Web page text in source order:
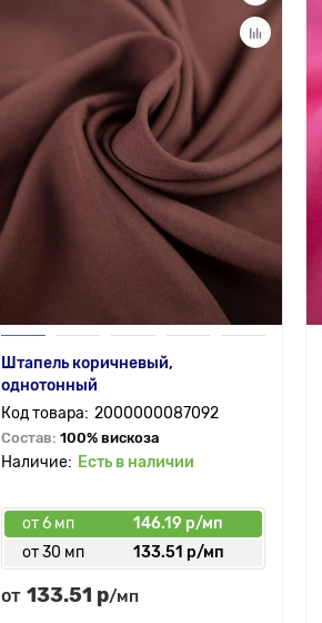
Штапель коричневый,
однотонный
2000000087092
Состав: 100% вискоза
Есть в наличии
от 6 мп
146.19 р/мп
от 30 мп
133.51 р/мп
от 133.51 р/мп